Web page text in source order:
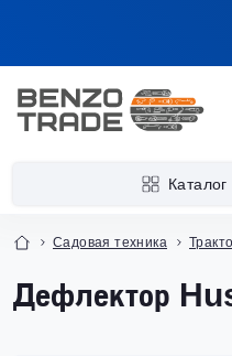
Каталог
Садовая техника
Дефлектор